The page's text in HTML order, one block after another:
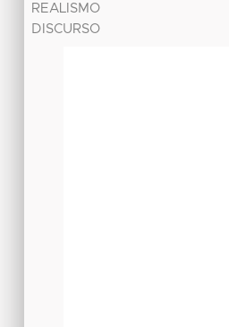
REALISMO
DISCURSO